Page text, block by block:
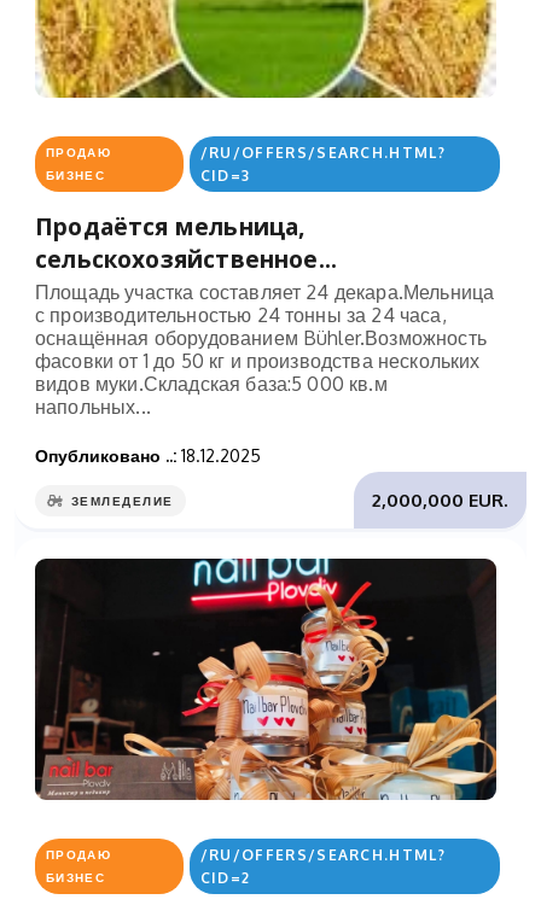
ПРОДАЮ
БИЗНЕС
/RU/OFFERS/SEARCH.HTML?
CID=3
Продаётся мельница,
сельскохозяйственное...
Площадь участка составляет 24 декара.Мельница
с производительностью 24 тонны за 24 часа,
оснащённая оборудованием Bühler.Возможность
фасовки от 1 до 50 кг и производства нескольких
видов муки.Складская база:5 000 кв.м
напольных...
Опубликовано ..: 18.12.2025
2,000,000 EUR.
ЗЕМЛЕДЕЛИЕ
ПРОДАЮ
БИЗНЕС
/RU/OFFERS/SEARCH.HTML?
CID=2